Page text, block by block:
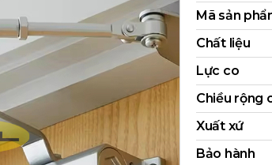
Mã sản
Chất liệu
Lực co
Chiều rộng
Xuất xứ
Bảo hành